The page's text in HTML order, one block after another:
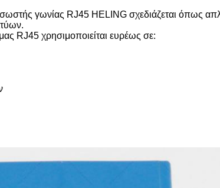
γωνίας RJ45 HELING σχεδιάζεται όπως
RJ45 χρησιμοποιείται ευρέως σε: